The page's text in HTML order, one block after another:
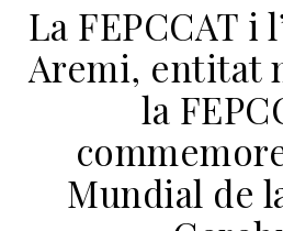
La FEPCCAT i
Aremi, entitat
la
Mundial de